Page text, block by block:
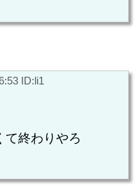
ID:li1
て終わりやろ